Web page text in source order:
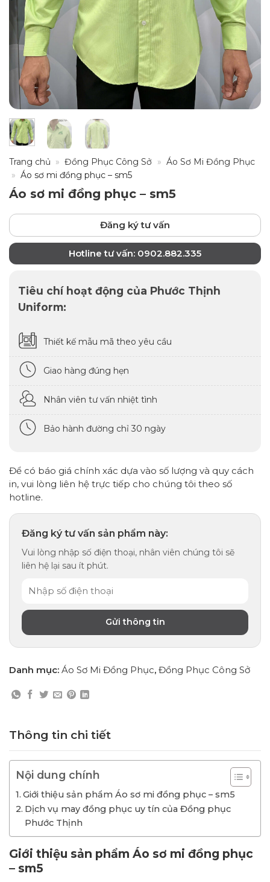
Trang chủ » Đồng Phục Công Sở » Áo Sơ Mi Đồng Phục
» Áo sơ mi đồng phục – sm5
Áo sơ mi đồng phục – sm5
Đăng ký tư vấn
Hotline tư vấn: 0902.882.335
Tiêu chí hoạt động của Phước Thịnh
Uniform:
Thiết kế mẫu mã theo yêu cầu
Giao hàng đúng hẹn
Nhân viên tư vấn nhiệt tình
Bảo hành đường chỉ 30 ngày
Để có báo giá chính xác dựa vào số lượng và quy cách
in, vui lòng liên hệ trực tiếp cho chúng tôi theo số
hotline.
Đăng ký tư vấn sản phẩm này:
Vui lòng nhập số điện thoại, nhân viên chúng tôi sẽ
liên hệ lại sau ít phút.
Danh mục: Áo Sơ Mi Đồng Phục, Đồng Phục Công Sở
Thông tin chi tiết
Nội dung chính
Giới thiệu sản phẩm Áo sơ mi đồng phục – sm5
Dịch vụ may đồng phục uy tín của Đồng phục
Phước Thịnh
Giới thiệu sản phẩm Áo sơ mi đồng phục
– sm5